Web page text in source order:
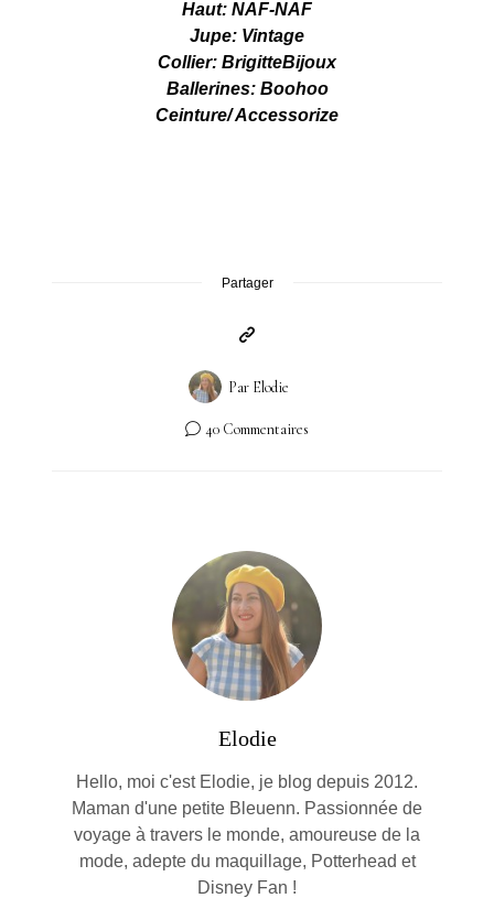
Haut: NAF-NAF
Jupe: Vintage
Collier: BrigitteBijoux
Ballerines: Boohoo
Ceinture/ Accessorize
Partager
Par Elodie
40 Commentaires
Elodie
Hello, moi c'est Elodie, je blog depuis 2012.
Maman d'une petite Bleuenn. Passionnée de
voyage à travers le monde, amoureuse de la
mode, adepte du maquillage, Potterhead et
Disney Fan !